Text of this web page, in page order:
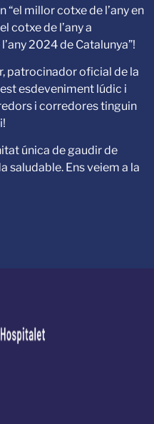
millor cotxe de l’any en
cotxe de l’any a
2024 de Catalunya”!
patrocinador oficial de la
esdeveniment lúdic i
i corredores tinguin
única de gaudir de
saludable. Ens veiem a la